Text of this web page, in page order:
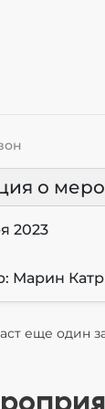
о
2023
Марин
еще один